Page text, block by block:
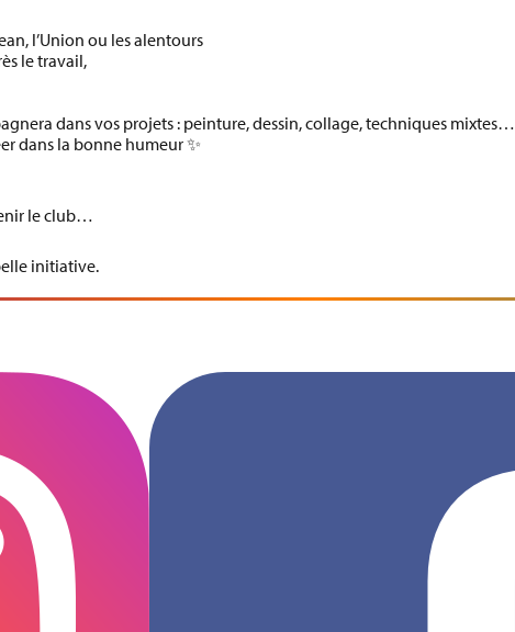
l’Union ou les alentours
le travail,
dans vos projets : peinture, dessin, collage, techniques mixtes…
dans la bonne humeur ✨
le club…
initiative.